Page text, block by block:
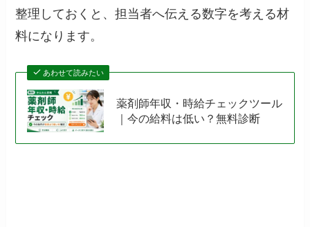
整理しておくと、担当者へ伝える数字を考える材
料になります。
あわせて読みたい
薬剤師年収・時給チェックツール
｜今の給料は低い？無料診断